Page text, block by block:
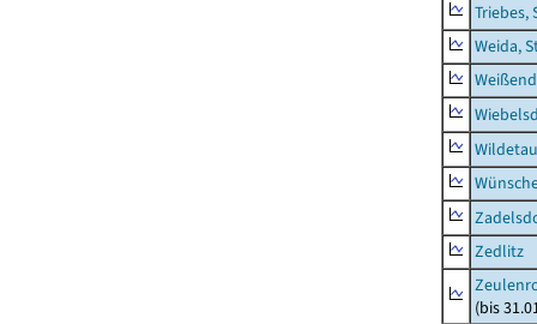
Triebes,
Weida,
Zedlitz
(bis